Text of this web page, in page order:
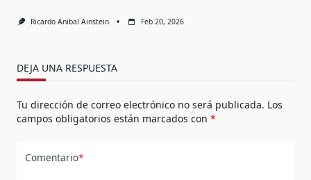
Ricardo Anibal Ainstein Feb 20, 2026
DEJA UNA RESPUESTA
Tu dirección de correo electrónico no será publicada. Los
campos obligatorios están marcados con *
Comentario*